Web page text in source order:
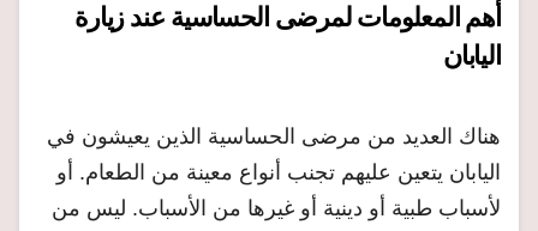
أهم المعلومات لمرضى الحساسية عند زيارة
اليابان
هناك العديد من مرضى الحساسية الذين يعيشون في
اليابان يتعين عليهم تجنب أنواع معينة من الطعام. أو
لأسباب طبية أو دينية أو غيرها من الأسباب. ليس من